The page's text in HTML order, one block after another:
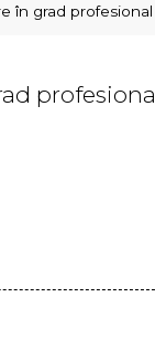
în grad